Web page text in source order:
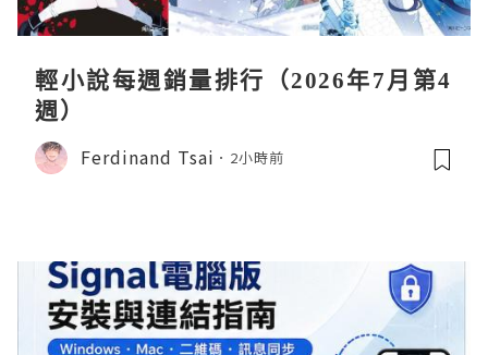
輕小說每週銷量排行（2026年7月第4
週）
Ferdinand Tsai 2小時前